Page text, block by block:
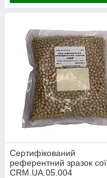
Сертифікований
референтний зразок сої
CRM.UA.05.004